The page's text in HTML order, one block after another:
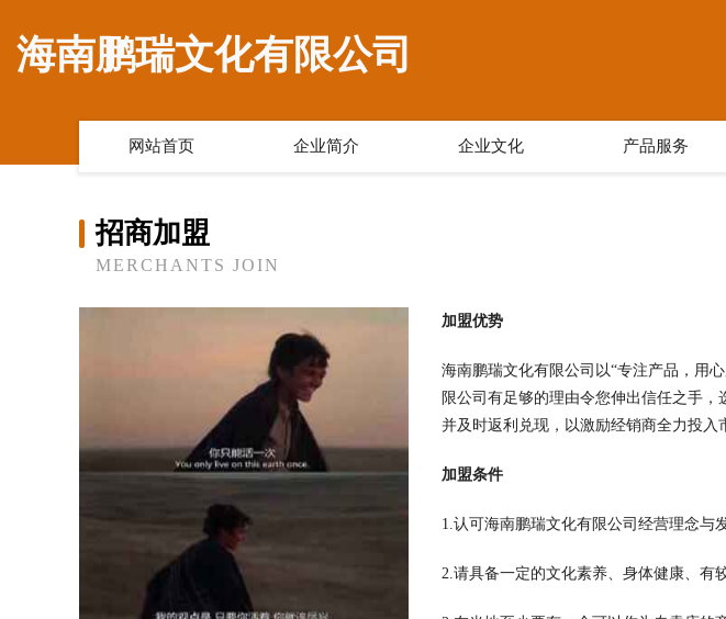
海南鹏瑞文化有限公司
网站首页 企业简介 企业文化 产品服务
招商加盟
MERCHANTS JOIN
加盟优势
海南鹏瑞文化有限公司以“专注产品，用
限公司有足够的理由令您伸出信任之手
并及时返利兑现，以激励经销商全力投入
加盟条件
1.认可海南鹏瑞文化有限公司经营理念与
2.请具备一定的文化素养、身体健康、有